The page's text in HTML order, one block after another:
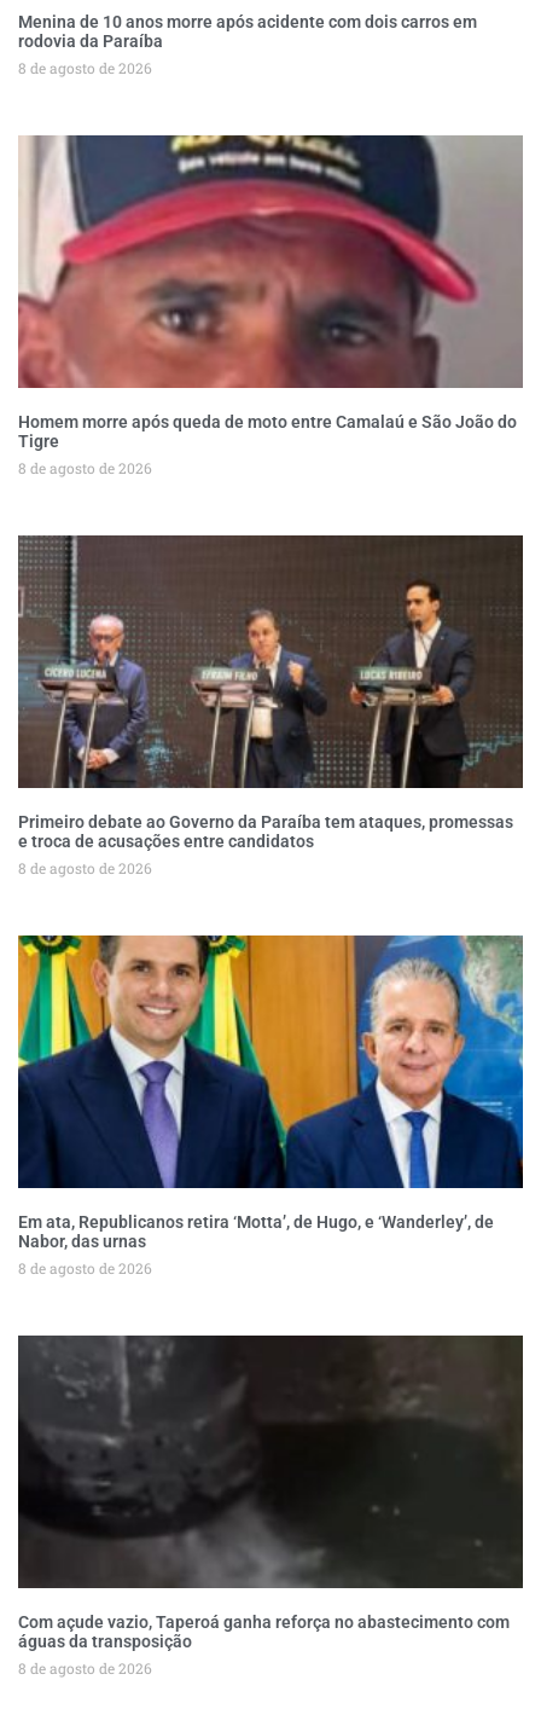
Menina de 10 anos morre após acidente com dois carros em
rodovia da Paraíba
8 de agosto de 2026
Homem morre após queda de moto entre Camalaú e São João do
Tigre
8 de agosto de 2026
Primeiro debate ao Governo da Paraíba tem ataques, promessas
e troca de acusações entre candidatos
8 de agosto de 2026
Em ata, Republicanos retira ‘Motta’, de Hugo, e ‘Wanderley’, de
Nabor, das urnas
8 de agosto de 2026
Com açude vazio, Taperoá ganha reforça no abastecimento com
águas da transposição
8 de agosto de 2026